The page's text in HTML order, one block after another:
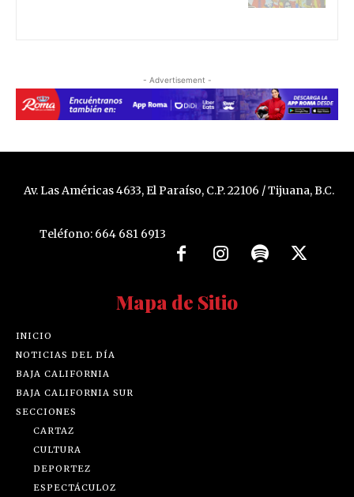
- Advertisement -
Av. Las Américas 4633, El Paraíso, C.P. 22106 / Tijuana, B.C.
Teléfono: 664 681 6913
Mapa de Sitio
INICIO
NOTICIAS DEL DÍA
BAJA CALIFORNIA
BAJA CALIFORNIA SUR
SECCIONES
CARTAZ
CULTURA
DEPORTEZ
ESPECTÁCULOZ